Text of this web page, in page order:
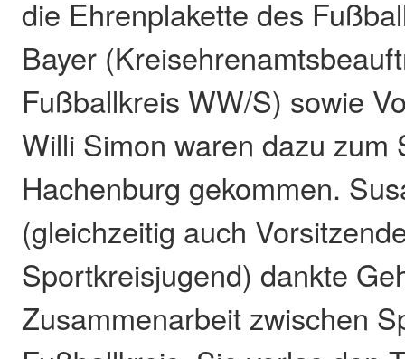
die Ehrenplakette des
Bayer
Fußballkreis WW/S) sowie
Willi Simon waren dazu zum
Hachenburg gekommen.
(gleichzeitig auch
Sportkreisjugend) dankte
Zusammenarbeit zwischen